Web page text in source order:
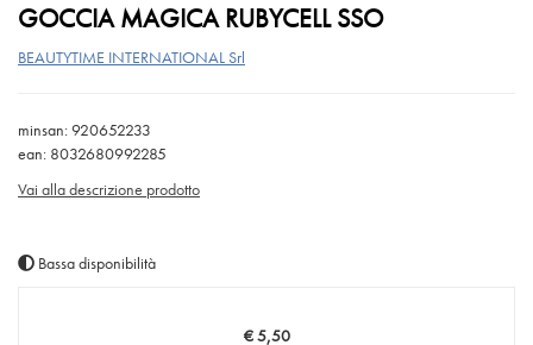
GOCCIA MAGICA RUBYCELL SSO
BEAUTYTIME INTERNATIONAL Srl
minsan: 920652233
ean: 8032680992285
Vai alla descrizione prodotto
Bassa disponibilità
€ 5,50